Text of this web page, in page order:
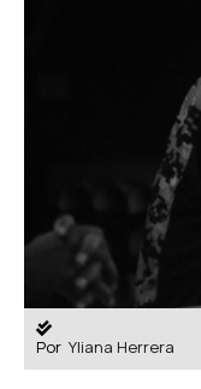
Por Yliana Herrera